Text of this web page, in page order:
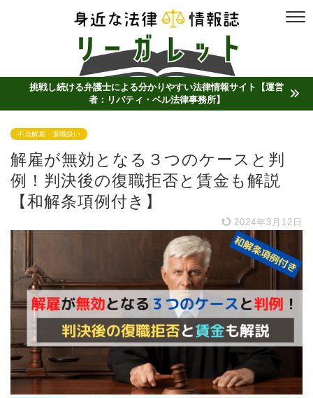
挑戦し続ける弁護士による分かりやすい法律情報サイト【運営
者：リバティ・ベル法律事務所】
不当解雇・退職扱い
解雇が無効となる３つのケースと判
例！判決後の復職拒否と賃金も解説
【和解条項例付き】
2024年3月12日